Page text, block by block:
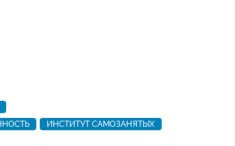
ИНСТИТУТ САМОЗАНЯТЫХ